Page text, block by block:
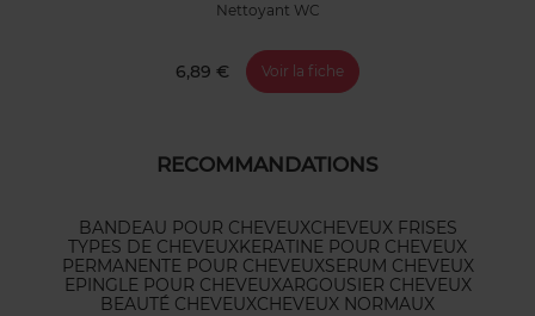
Nettoyant WC
6,89 € Voir la fiche
RECOMMANDATIONS
BANDEAU POUR CHEVEUXCHEVEUX FRISES
TYPES DE CHEVEUXKERATINE POUR CHEVEUX
PERMANENTE POUR CHEVEUXSERUM CHEVEUX
EPINGLE POUR CHEVEUXARGOUSIER CHEVEUX
BEAUTÉ CHEVEUXCHEVEUX NORMAUX